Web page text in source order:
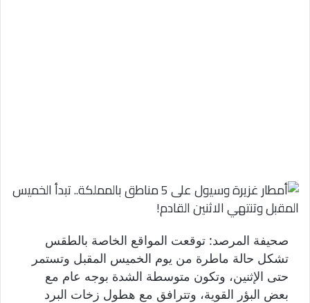
صحيفة المرصد: توقعت المواقع الخاصة بالطقس
تشكل حالة ماطرة من يوم الخميس المقبل وتستمر
حتى الإثنين، وتكون متوسطة الشدة بوجه عام مع
بعض البؤر القوية، وتترافق مع هطول زخات البرد